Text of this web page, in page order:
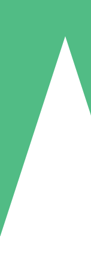
5 Nedladdningar
US$